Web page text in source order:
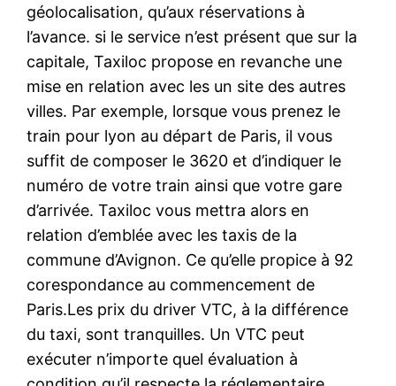
géolocalisation, qu’aux réservations à
l’avance. si le service n’est présent que sur la
capitale, Taxiloc propose en revanche une
mise en relation avec les un site des autres
villes. Par exemple, lorsque vous prenez le
train pour lyon au départ de Paris, il vous
suffit de composer le 3620 et d’indiquer le
numéro de votre train ainsi que votre gare
d’arrivée. Taxiloc vous mettra alors en
relation d’emblée avec les taxis de la
commune d’Avignon. Ce qu’elle propice à 92
corespondance au commencement de
Paris.Les prix du driver VTC, à la différence
du taxi, sont tranquilles. Un VTC peut
exécuter n’importe quel évaluation à